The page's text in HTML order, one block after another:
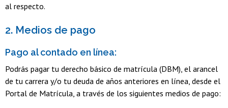
al respecto.
2. Medios de pago
Pago al contado en línea:
Podrás pagar tu derecho básico de matrícula (DBM), el arancel
de tu carrera y/o tu deuda de años anteriores en línea, desde el
Portal de Matrícula, a través de los siguientes medios de pago: